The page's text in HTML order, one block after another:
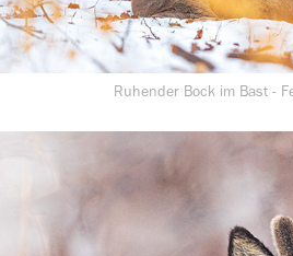
Ruhender Bock im Bast -